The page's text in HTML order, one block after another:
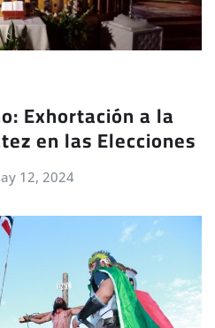
Exhortación a la
en las Elecciones
12, 2024